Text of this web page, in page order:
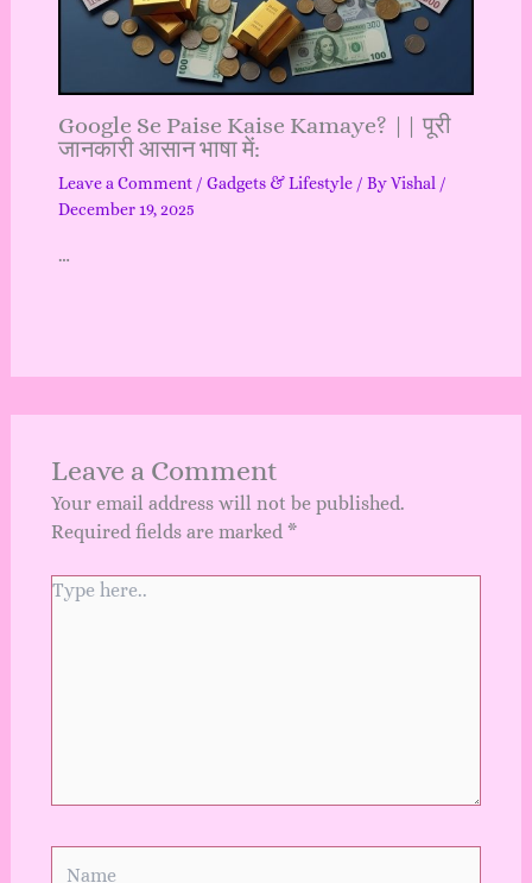
Google Se Paise Kaise Kamaye? || पूरी
जानकारी आसान भाषा में:
Leave a Comment / Gadgets & Lifestyle/ ByVishal /
December 19, 2025
…
Leave a Comment
Your email address will not be published.
Required fields are marked *
Type